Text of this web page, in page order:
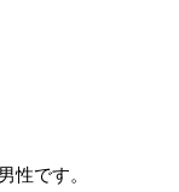
性です。